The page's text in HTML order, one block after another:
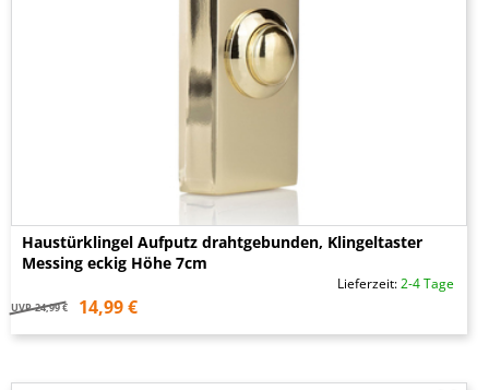
Haustürklingel Aufputz drahtgebunden, Klingeltaster
Messing eckig Höhe 7cm
Lieferzeit:2-4 Tage
UVP 24,99 € 14,99 €